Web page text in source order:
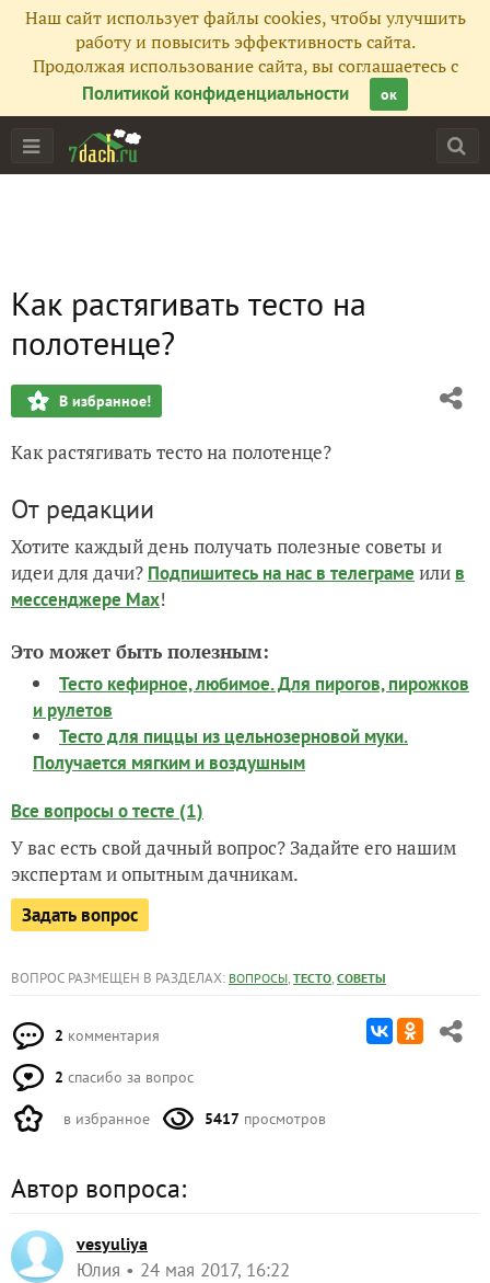
Наш сайт использует файлы cookies, чтобы улучшить
работу и повысить эффективность сайта.
Продолжая использование сайта, вы соглашаетесь с
Политикой конфиденциальности
ок
Как растягивать тесто на
полотенце?
В избранное!
Как растягивать тесто на полотенце?
От редакции
Хотите каждый день получать полезные советы и
идеи для дачи? Подпишитесь на нас в телеграме или в
мессенджере Max!
Это может быть полезным:
Тесто кефирное, любимое. Для пирогов, пирожков
и рулетов
Тесто для пиццы из цельнозерновой муки.
Получается мягким и воздушным
Все вопросы о тесте (1)
У вас есть свой дачный вопрос? Задайте его нашим
экспертам и опытным дачникам.
Задать вопрос
ВОПРОС РАЗМЕЩЕН В РАЗДЕЛАХ: ВОПРОСЫ, ТЕСТО, СОВЕТЫ
2 комментария
2 спасибо за вопрос
в избранное 5417 просмотров
Автор вопроса:
vesyuliya
Юлия 24 мая 2017, 16:22